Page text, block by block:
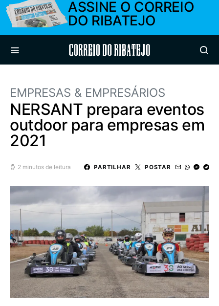
ASSINE O CORREIO
DO RIBATEJO
Correio do Ribatejo
EMPRESAS & EMPRESÁRIOS
NERSANT prepara eventos
outdoor para empresas em
2021
2 minutos de leitura PARTILHAR POSTAR